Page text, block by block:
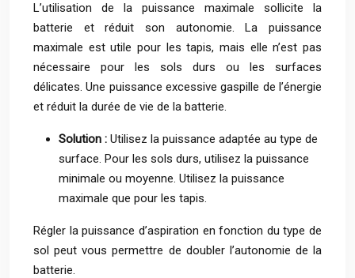
L’utilisation de la puissance maximale sollicite la
batterie et réduit son autonomie. La puissance
maximale est utile pour les tapis, mais elle n’est pas
nécessaire pour les sols durs ou les surfaces
délicates. Une puissance excessive gaspille de l’énergie
et réduit la durée de vie de la batterie.
Solution : Utilisez la puissance adaptée au type de
surface. Pour les sols durs, utilisez la puissance
minimale ou moyenne. Utilisez la puissance
maximale que pour les tapis.
Régler la puissance d’aspiration en fonction du type de
sol peut vous permettre de doubler l’autonomie de la
batterie.